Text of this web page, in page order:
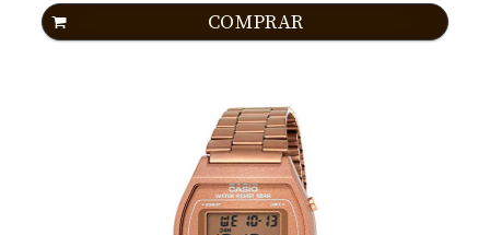
COMPRAR